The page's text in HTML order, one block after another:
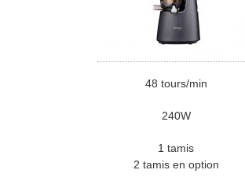
48 tours/min
240W
1 tamis
2 tamis en option